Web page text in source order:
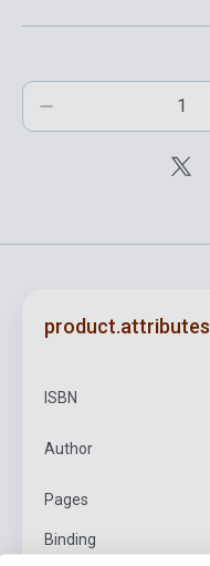
product.attributes
ISBN
Author
Pages
Binding